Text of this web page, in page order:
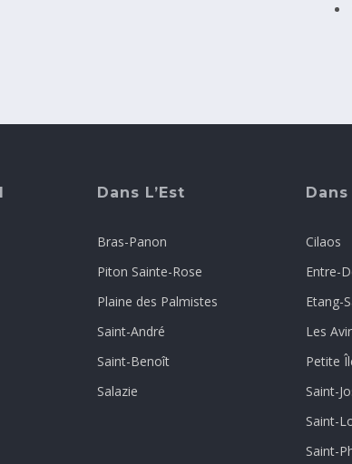
Dans L’Est
Bras-Panon
Piton Sainte-Rose
Plaine des Palmistes
Saint-André
Saint-Benoît
Salazie
Cilaos
Entre-
Etang-
Les
Petite
Saint-
Saint-
Saint-